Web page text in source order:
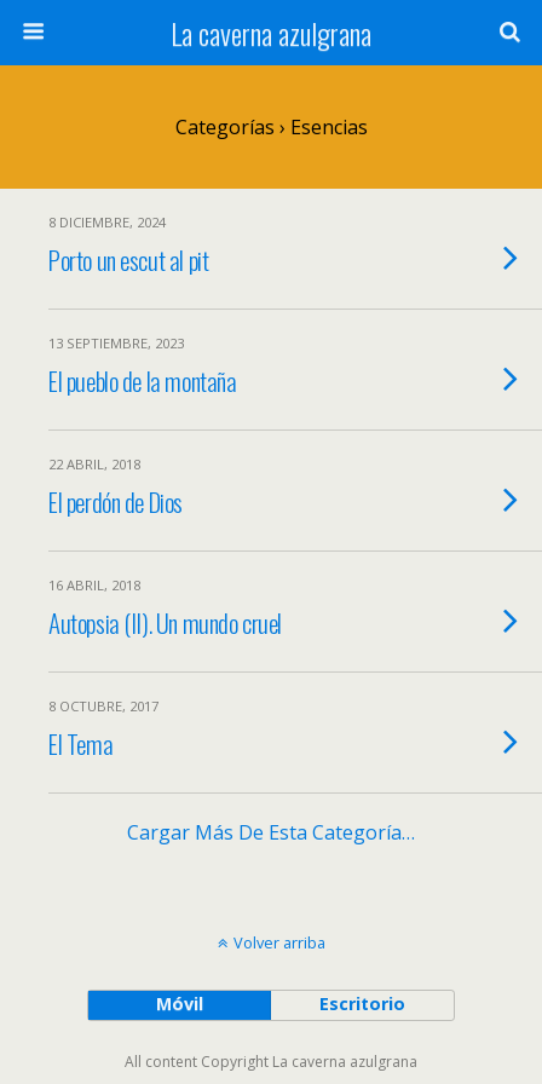
La caverna azulgrana
Categorías › Esencias
8 DICIEMBRE, 2024
Porto un escut al pit
13 SEPTIEMBRE, 2023
El pueblo de la montaña
22 ABRIL, 2018
El perdón de Dios
16 ABRIL, 2018
Autopsia (II). Un mundo cruel
8 OCTUBRE, 2017
El Tema
Cargar Más De Esta Categoría…
Volver arriba
Móvil Escritorio
All content Copyright La caverna azulgrana